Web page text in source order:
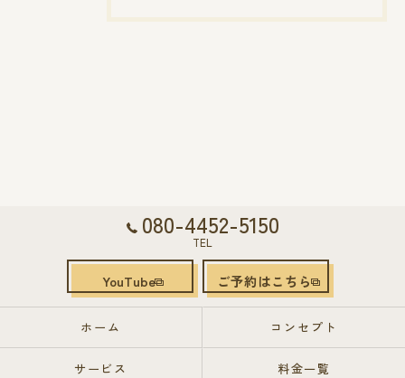
080-4452-5150
TEL
YouTube ご予約はこちら
ホーム コンセプト
サービス 料金一覧